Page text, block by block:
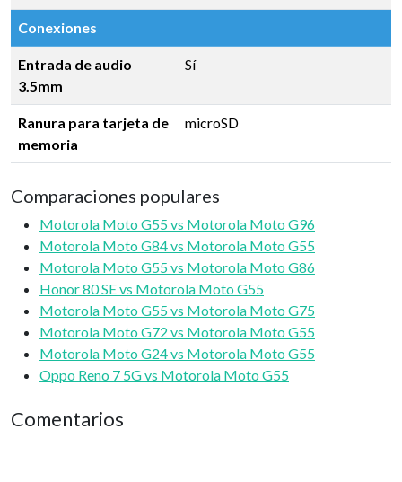
Conexiones
Entrada de audio
3.5mm
Sí
Ranura para tarjeta de
memoria
microSD
Comparaciones populares
Motorola Moto G55 vs Motorola Moto G96
Motorola Moto G84 vs Motorola Moto G55
Motorola Moto G55 vs Motorola Moto G86
Honor 80 SE vs Motorola Moto G55
Motorola Moto G55 vs Motorola Moto G75
Motorola Moto G72 vs Motorola Moto G55
Motorola Moto G24 vs Motorola Moto G55
Oppo Reno 7 5G vs Motorola Moto G55
Comentarios